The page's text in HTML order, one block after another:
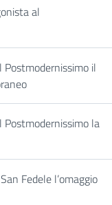
al
il
la
Fedele l’omaggio